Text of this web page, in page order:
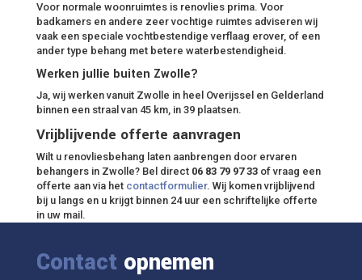
Voor normale woonruimtes is renovlies prima. Voor
badkamers en andere zeer vochtige ruimtes adviseren wij
vaak een speciale vochtbestendige verflaag erover, of een
ander type behang met betere waterbestendigheid.
Werken jullie buiten Zwolle?
Ja, wij werken vanuit Zwolle in heel Overijssel en Gelderland
binnen een straal van 45 km, in 39 plaatsen.
Vrijblijvende offerte aanvragen
Wilt u renovliesbehang laten aanbrengen door ervaren
behangers in Zwolle? Bel direct 06 83 79 97 33of vraag een
offerte aan via het contactformulier. Wij komen vrijblijvend
bij u langs en u krijgt binnen 24 uur een schriftelijke offerte
in uw mail.
Contact opnemen